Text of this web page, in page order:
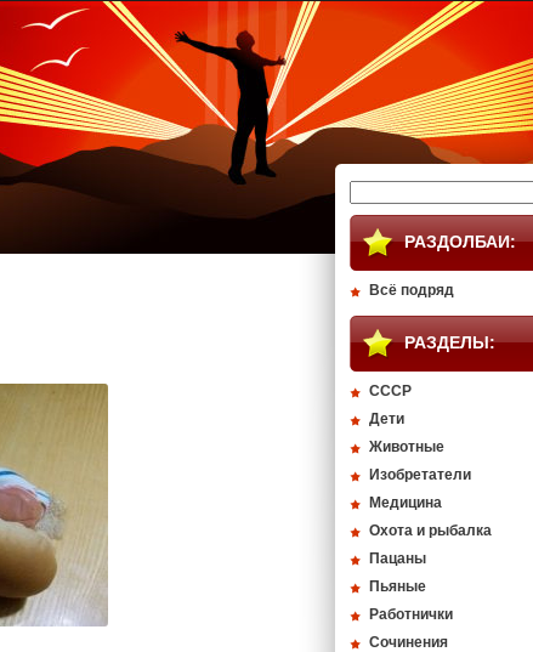
РАЗДОЛБАИ:
Всё подряд
РАЗДЕЛЫ:
СССР
Дети
Животные
Изобретатели
Медицина
Охота и рыбалка
Пацаны
Пьяные
Работнички
Сочинения